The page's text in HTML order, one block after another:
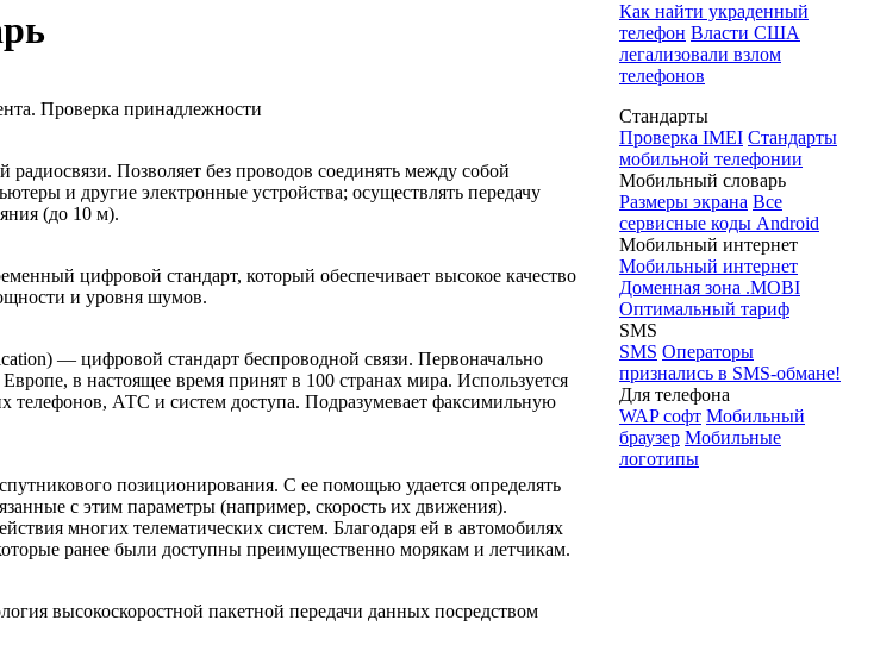
Проверка принадлежности
Позволяет без проводов соединять между собой
и другие электронные устройства; осуществлять передачу
(до 10 м).
цифровой стандарт, который обеспечивает высокое качество
и уровня шумов.
— цифровой стандарт беспроводной связи. Первоначально
в настоящее время принят в 100 странах мира. Используется
телефонов, АТС и систем доступа. Подразумевает факсимильную
позиционирования. С ее помощью удается определять
с этим параметры (например, скорость их движения).
многих телематических систем. Благодаря ей в автомобилях
ранее были доступны преимущественно морякам и летчикам.
высокоскоростной пакетной передачи данных посредством
Как найти украденный
телефон Власти США
легализовали взлом
телефонов
Стандарты
Проверка IMEI Стандарты
мобильной телефонии
Мобильный словарь
Размеры экрана Все
сервисные коды Android
Мобильный интернет
Мобильный интернет
Доменная зона .MOBI
Оптимальный тариф
SMS
SMS Операторы
признались в SMS-обмане!
Для телефона
WAP софт Мобильный
браузер Мобильные
логотипы